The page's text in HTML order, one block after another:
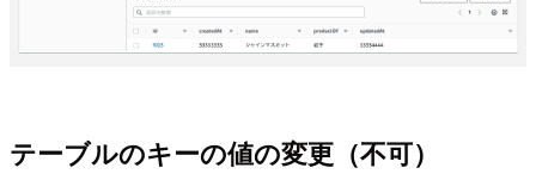
テーブルのキーの値の変更（不可）